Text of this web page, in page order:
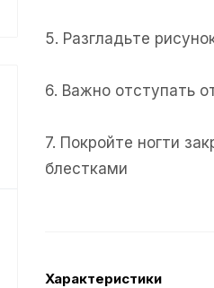
5. Разгладьте
6. Важно отступать
7. Покройте ногти
блестками
Характеристики